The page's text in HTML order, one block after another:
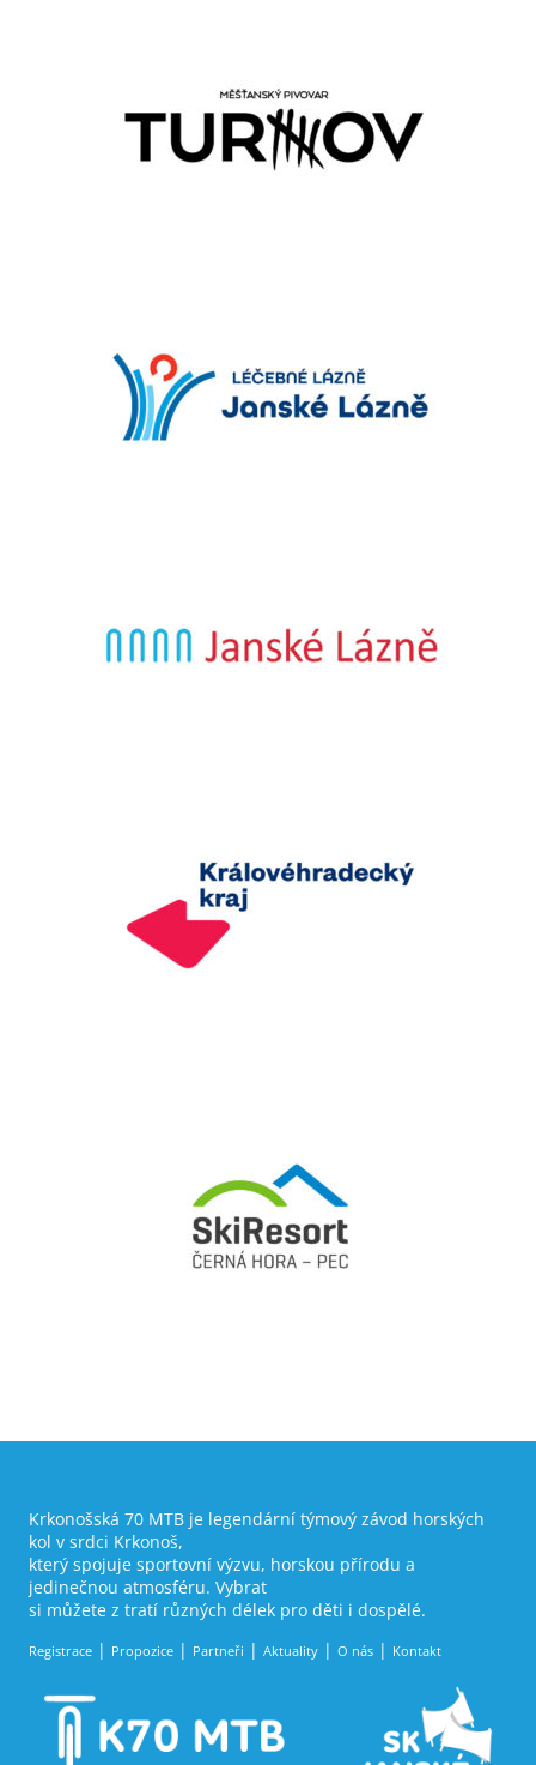
Krkonošská 70 MTB je legendární týmový závod horských
kol v srdci Krkonoš,
který spojuje sportovní výzvu, horskou přírodu a
jedinečnou atmosféru. Vybrat
si můžete z tratí různých délek pro děti i dospělé.
Registrace Propozice Partneři Aktuality O nás Kontakt